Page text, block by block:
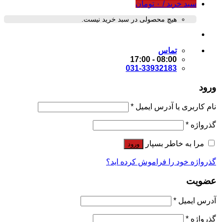
سبد خرید / ۰ تومان
هیچ محصولی در سبد خرید نیست.
تماس
08:00 - 17:00
031-33932183
ورود
نام کاربری یا آدرس ایمیل *
گذرواژه *
مرا به خاطر بسپار ورود
گذرواژه خود را فراموش کرده اید؟
عضویت
آدرس ایمیل *
گذرواژه *